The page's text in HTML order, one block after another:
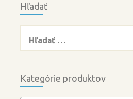
Hľadať
Kategórie produktov